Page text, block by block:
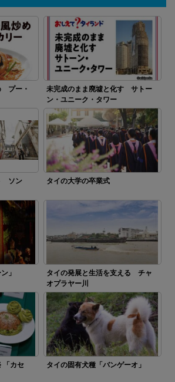
プー・
未完成のまま廃墟と化す サトー
ン・ユニーク・タワー
ソン
タイの大学の卒業式
」
タイの発展と生活を支える チャ
オプラヤー川
「カセ
タイの固有犬種「バンゲーオ」